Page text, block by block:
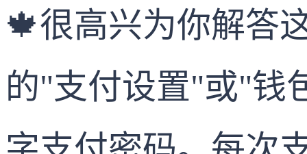
🍁很高兴为你解答
的"支付设置"或"钱